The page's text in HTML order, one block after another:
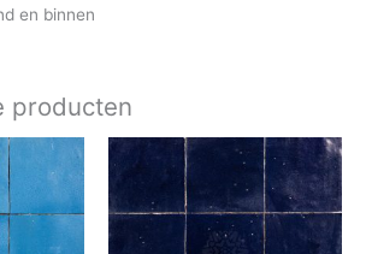
en binnen
producten